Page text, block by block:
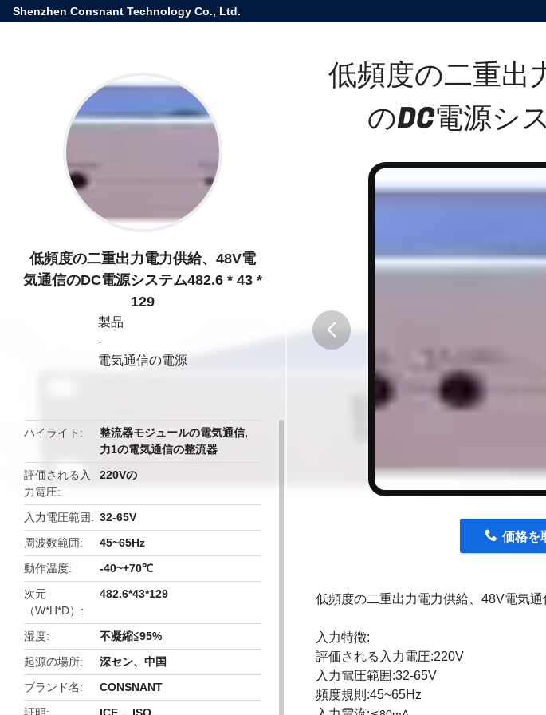
Shenzhen Consnant Technology Co., Ltd.
低頻度の二重出力電力供給、48V電
気通信のDC電源システム482.6 * 43 *
129
製品
-
電気通信の電源
ハイライト 整流器モジュールの電気通信,
力1の電気通信の整流器
評価される入
力電圧
220Vの
入力電圧範囲
32-65V
周波数範囲
45~65Hz
動作温度
-40~+70℃
次元
（W*H*D）
482.6*43*129
湿度
不凝縮≦95%
起源の場所
深セン、中国
ブランド名
CONSNANT
低頻度の二重出
のDC電源シ
価格を
低頻度の二重出力電力供給、48V電気
入力特徴:
評価される入力電圧:220V
入力電圧範囲:32-65V
頻度規則:45~65Hz